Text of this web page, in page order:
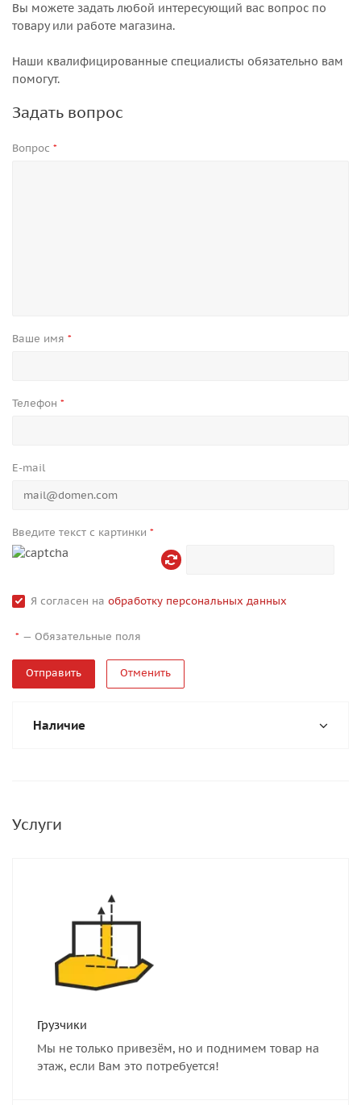
Вы можете задать любой интересующий вас вопрос по
товару или работе магазина.
Наши квалифицированные специалисты обязательно вам
помогут.
Задать вопрос
Вопрос *
Ваше имя *
Телефон *
E-mail
Введите текст с картинки *
Я согласен на обработку персональных данных
* — Обязательные поля
Отменить
Наличие
Услуги
Грузчики
Мы не только привезём, но и поднимем товар на
этаж, если Вам это потребуется!